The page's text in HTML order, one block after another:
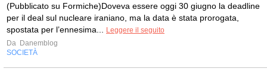
(Pubblicato su Formiche)Doveva essere oggi 30 giugno la deadline
per il deal sul nucleare iraniano, ma la data è stata prorogata,
spostata per l’ennesima...
Leggere il seguito
Da Danemblog
SOCIETÀ